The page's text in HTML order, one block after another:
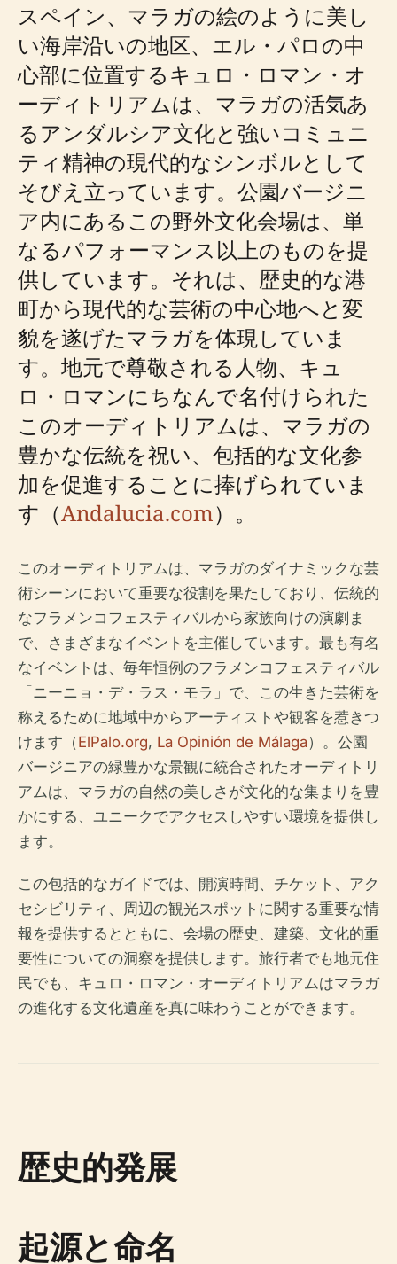
スペイン、マラガの絵のように美し
い海岸沿いの地区、エル・パロの中
心部に位置するキュロ・ロマン・オ
ーディトリアムは、マラガの活気あ
るアンダルシア文化と強いコミュニ
ティ精神の現代的なシンボルとして
そびえ立っています。公園バージニ
ア内にあるこの野外文化会場は、単
なるパフォーマンス以上のものを提
供しています。それは、歴史的な港
町から現代的な芸術の中心地へと変
貌を遂げたマラガを体現していま
す。地元で尊敬される人物、キュ
ロ・ロマンにちなんで名付けられた
このオーディトリアムは、マラガの
豊かな伝統を祝い、包括的な文化参
加を促進することに捧げられていま
す（Andalucia.com）。
このオーディトリアムは、マラガのダイナミックな芸
術シーンにおいて重要な役割を果たしており、伝統的
なフラメンコフェスティバルから家族向けの演劇ま
で、さまざまなイベントを主催しています。最も有名
なイベントは、毎年恒例のフラメンコフェスティバル
「ニーニョ・デ・ラス・モラ」で、この生きた芸術を
称えるために地域中からアーティストや観客を惹きつ
けます（ElPalo.org, La Opinión de Málaga）。公園
バージニアの緑豊かな景観に統合されたオーディトリ
アムは、マラガの自然の美しさが文化的な集まりを豊
かにする、ユニークでアクセスしやすい環境を提供し
ます。
この包括的なガイドでは、開演時間、チケット、アク
セシビリティ、周辺の観光スポットに関する重要な情
報を提供するとともに、会場の歴史、建築、文化的重
要性についての洞察を提供します。旅行者でも地元住
民でも、キュロ・ロマン・オーディトリアムはマラガ
の進化する文化遺産を真に味わうことができます。
歴史的発展
起源と命名